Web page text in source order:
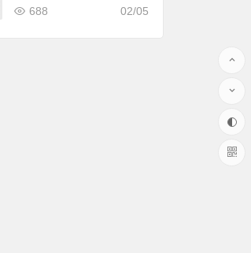
02/05
688